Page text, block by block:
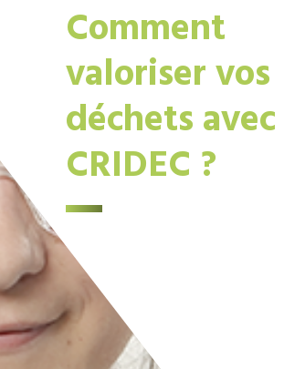
Comment
valoriser vos
déchets avec
CRIDEC ?